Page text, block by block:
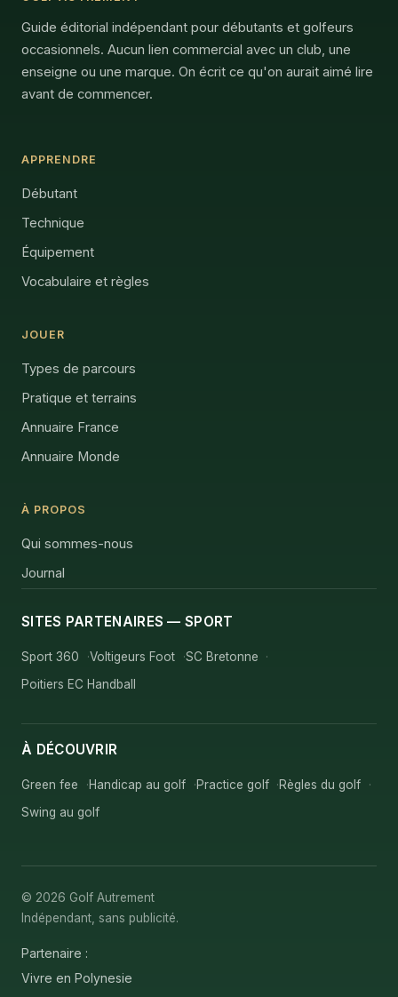
Guide éditorial indépendant pour débutants et golfeurs
occasionnels. Aucun lien commercial avec un club, une
enseigne ou une marque. On écrit ce qu'on aurait aimé lire
avant de commencer.
APPRENDRE
Débutant
Technique
Équipement
Vocabulaire et règles
JOUER
Types de parcours
Pratique et terrains
Annuaire France
Annuaire Monde
À PROPOS
Qui sommes-nous
Journal
SITES PARTENAIRES — SPORT
Sport 360 Voltigeurs Foot
SC Bretonne
Poitiers EC Handball
À DÉCOUVRIR
Green fee Handicap au golf Practice golf
Règles du golf
Swing au golf
© 2026 Golf Autrement
Indépendant, sans publicité.
Partenaire :
Vivre en Polynesie